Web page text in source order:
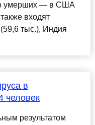
умерших — в США
входят
тыс.), Индия
в
человек
результатом